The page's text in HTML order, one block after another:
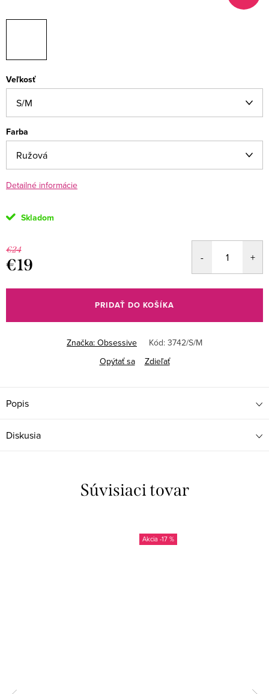
Veľkosť
Farba
Detailné informácie
Skladom
€24
€19
cena:
PRIDAŤ DO KOŠÍKA
Značka: Obsessive Kód: 3742/S/M
Opýtať sa
Zdieľať
Popis
Diskusia
Súvisiaci tovar
-17 %